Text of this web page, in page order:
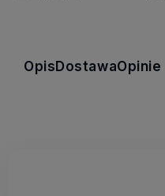
Opis DostawaOpinie